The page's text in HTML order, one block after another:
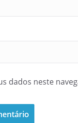
dados neste